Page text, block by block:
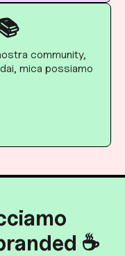
community,
mica possiamo
☕️